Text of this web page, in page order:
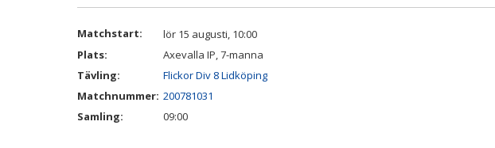
Matchstart:
lör 15 augusti, 10:00
Plats:
Axevalla IP, 7-manna
Tävling:
Flickor Div 8 Lidköping
Matchnummer: 200781031
Samling:
09:00